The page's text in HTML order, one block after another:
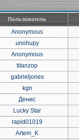
Пользователь
Anonymous
unohupy
Anonymous
titanzop
gabrieljones
kgn
Денис
Lucky Star
rapid01019
Artem_K